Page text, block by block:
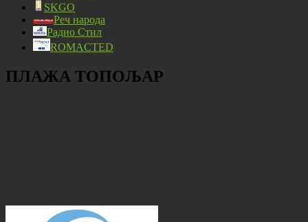
SKGO
Реч народа
Радио Стил
ROMACTED
ПЛАЖА ТОПОЉАР